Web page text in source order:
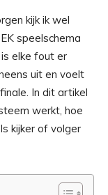
kijk ik wel
speelschema
elke fout er
uit en voelt
In dit artikel
werkt, hoe
kijker of volger